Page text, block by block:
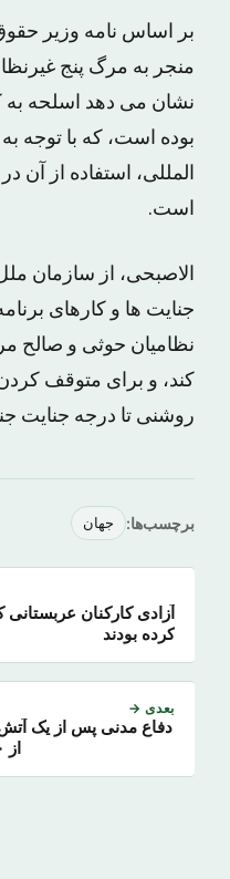
بر اساس نامه وزیر
منجر به مرگ پنج
نشان می دهد اسلحه به
بوده است، که با توجه
المللی، استفاده از آن
است.
الاصبحی، از سازمان
جنایت ها و کارهای
نظامیان حوثی و صالح
کند، و برای متوقف
روشنی تا درجه جنایت
برچسب‌ها: جهان
آزادی کارکنان
کرده بودند
بعدی →
دفاع مدنی پس از یک
از ۱۵۰۰ نفر از حجاج تخلیه می کند